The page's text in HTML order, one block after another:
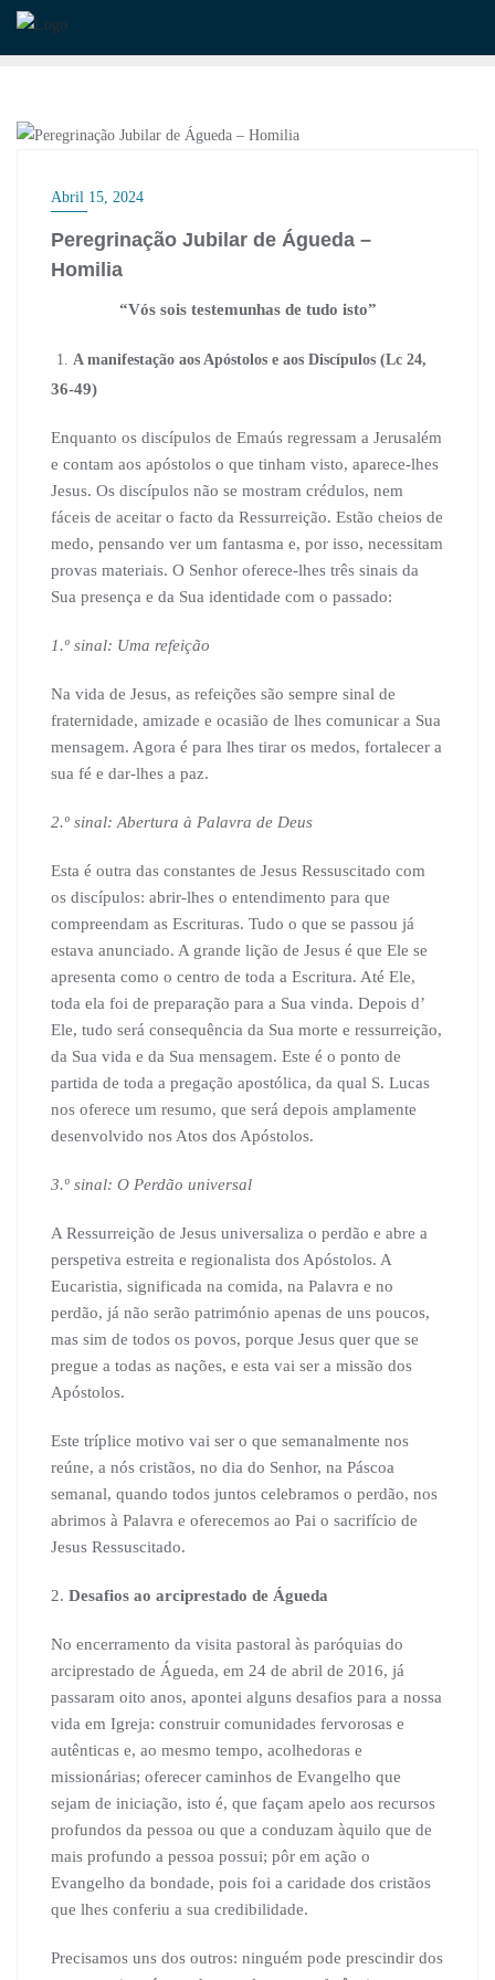
Skip
Abril 15, 2024
Peregrinação Jubilar de Águeda –
Homilia
“Vós sois testemunhas de tudo isto”
A manifestação aos Apóstolos e aos Discípulos (Lc 24,
36-49)
Enquanto os discípulos de Emaús regressam a Jerusalém
e contam aos apóstolos o que tinham visto, aparece-lhes
Jesus. Os discípulos não se mostram crédulos, nem
fáceis de aceitar o facto da Ressurreição. Estão cheios de
medo, pensando ver um fantasma e, por isso, necessitam
provas materiais. O Senhor oferece-lhes três sinais da
Sua presença e da Sua identidade com o passado:
1.º sinal: Uma refeição
Na vida de Jesus, as refeições são sempre sinal de
fraternidade, amizade e ocasião de lhes comunicar a Sua
mensagem. Agora é para lhes tirar os medos, fortalecer a
sua fé e dar-lhes a paz.
2.º sinal: Abertura à Palavra de Deus
Esta é outra das constantes de Jesus Ressuscitado com
os discípulos: abrir-lhes o entendimento para que
compreendam as Escrituras. Tudo o que se passou já
estava anunciado. A grande lição de Jesus é que Ele se
apresenta como o centro de toda a Escritura. Até Ele,
toda ela foi de preparação para a Sua vinda. Depois d’
Ele, tudo será consequência da Sua morte e ressurreição,
da Sua vida e da Sua mensagem. Este é o ponto de
partida de toda a pregação apostólica, da qual S. Lucas
nos oferece um resumo, que será depois amplamente
desenvolvido nos Atos dos Apóstolos.
3.º sinal: O Perdão universal
A Ressurreição de Jesus universaliza o perdão e abre a
perspetiva estreita e regionalista dos Apóstolos. A
Eucaristia, significada na comida, na Palavra e no
perdão, já não serão património apenas de uns poucos,
mas sim de todos os povos, porque Jesus quer que se
pregue a todas as nações, e esta vai ser a missão dos
Apóstolos.
Este tríplice motivo vai ser o que semanalmente nos
reúne, a nós cristãos, no dia do Senhor, na Páscoa
semanal, quando todos juntos celebramos o perdão, nos
abrimos à Palavra e oferecemos ao Pai o sacrifício de
Jesus Ressuscitado.
2. Desafios ao arciprestado de Águeda
No encerramento da visita pastoral às paróquias do
arciprestado de Águeda, em 24 de abril de 2016, já
passaram oito anos, apontei alguns desafios para a nossa
vida em Igreja: construir comunidades fervorosas e
autênticas e, ao mesmo tempo, acolhedoras e
missionárias; oferecer caminhos de Evangelho que
sejam de iniciação, isto é, que façam apelo aos recursos
profundos da pessoa ou que a conduzam àquilo que de
mais profundo a pessoa possui; pôr em ação o
Evangelho da bondade, pois foi a caridade dos cristãos
que lhes conferiu a sua credibilidade.
Precisamos uns dos outros: ninguém pode prescindir dos